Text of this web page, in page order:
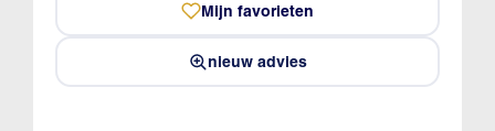
Mijn favorieten
nieuw advies